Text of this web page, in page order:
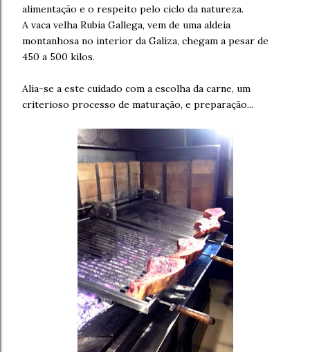
alimentação e o respeito pelo ciclo da natureza.
A vaca velha Rubia Gallega, vem de uma aldeia
montanhosa no interior da Galiza, chegam a pesar de
450 a 500 kilos.
Alia-se a este cuidado com a escolha da carne, um
criterioso processo de maturação, e preparação...